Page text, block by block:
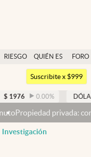
RIESGO
QUIÉN ES
QUIÉN
FORO
Argentina
México
Suscribite x $999
% DÓLAR MEP
y chicanas, el Senado
Investigación